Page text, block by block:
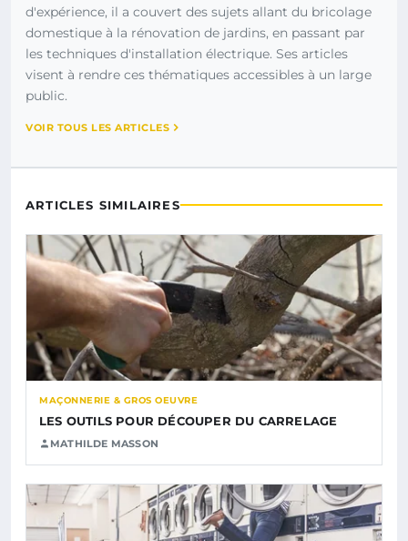
d'expérience, il a couvert des sujets allant du bricolage
domestique à la rénovation de jardins, en passant par
les techniques d'installation électrique. Ses articles
visent à rendre ces thématiques accessibles à un large
public.
VOIR TOUS LES ARTICLES
ARTICLES SIMILAIRES
MAÇONNERIE & GROS OEUVRE
LES OUTILS POUR DÉCOUPER DU CARRELAGE
MATHILDE MASSON